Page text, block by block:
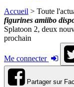
Accueil > Toute
figurines amiibo
Splatoon 2, deux
prochain
Me connecter
Partager sur